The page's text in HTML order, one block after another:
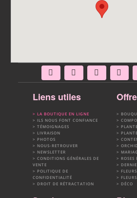
Liens utiles
LA BOUTIQUE EN LIGNE
ILS NOUS FONT CONFIANCE
TÉMOIGNAGES
LIVRAISON
PHOTOS
NOUS-RETROUVER
NEWSLETTER
CONDITIONS GÉNÉRALES DE
VENTE
POLITIQUE DE
CONFIDENTIALITÉ
DROIT DE RÉTRACTATION
ROSES
DÉCO